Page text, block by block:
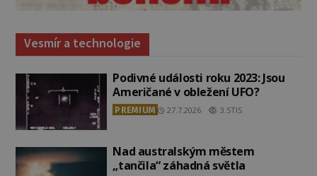
Vesmír a technologie
Podivné události roku 2023: Jsou
Američané v obležení UFO?
PREMIUM 27.7.2026 3.5TIS
Nad australským městem
„tančila“ záhadná světla